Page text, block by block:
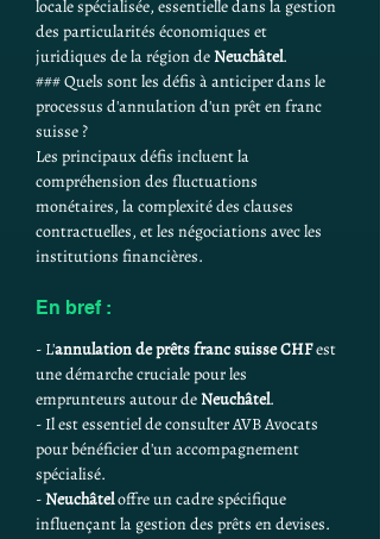
locale spécialisée, essentielle dans la gestion
des particularités économiques et
juridiques de la région de Neuchâtel.
### Quels sont les défis à anticiper dans le
processus d'annulation d'un prêt en franc
suisse ?
Les principaux défis incluent la
compréhension des fluctuations
monétaires, la complexité des clauses
contractuelles, et les négociations avec les
institutions financières.
En bref :
- L'annulation de prêts franc suisse CHF est
une démarche cruciale pour les
emprunteurs autour de Neuchâtel.
- Il est essentiel de consulter AVB Avocats
pour bénéficier d'un accompagnement
spécialisé.
- Neuchâtel offre un cadre spécifique
influençant la gestion des prêts en devises.